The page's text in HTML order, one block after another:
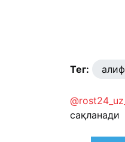
Тег:
сақланади